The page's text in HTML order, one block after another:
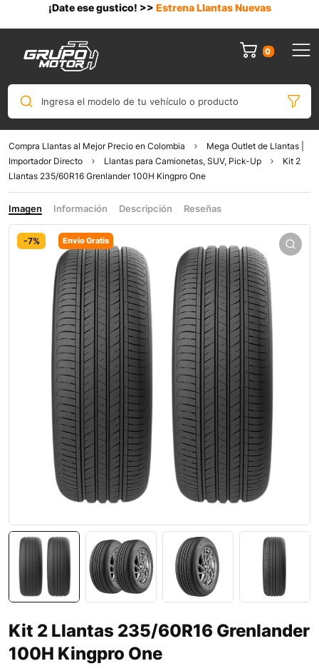
¡Date ese gustico! >> Estrena Llantas Nuevas
0
Ingresa el modelo de tu vehículo o producto
Compra Llantas al Mejor Precio en Colombia
Mega Outlet de Llantas |
Importador Directo
Llantas para Camionetas, SUV, Pick-Up
Kit 2
Llantas 235/60R16 Grenlander 100H Kingpro One
Imagen Información Descripción Reseñas
-7% Envío Gratis
Kit 2 Llantas 235/60R16 Grenlander
100H Kingpro One